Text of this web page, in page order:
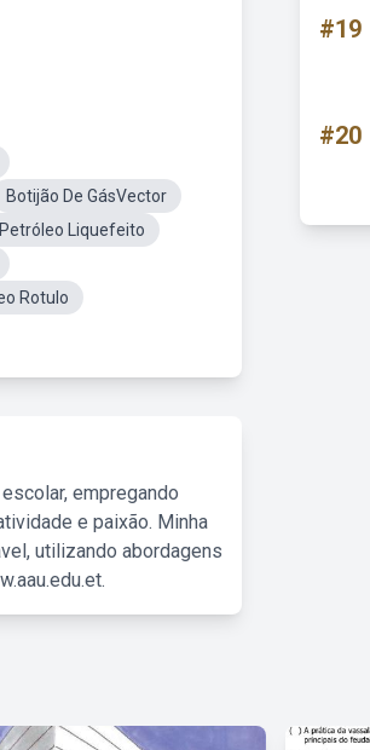
Botijão De GásVector
Liquefeito
Rotulo
empregando
e paixão. Minha
utilizando abordagens
#19
#20